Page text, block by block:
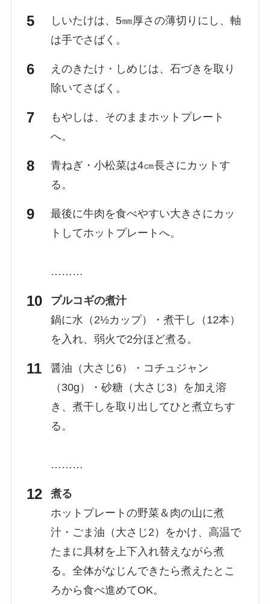
しいたけは、5㎜厚さの薄切りにし、軸
は手でさばく。
えのきたけ・しめじは、石づきを取り
除いてさばく。
もやしは、そのままホットプレート
へ。
青ねぎ・小松菜は4㎝長さにカットす
る。
最後に牛肉を食べやすい大きさにカッ
トしてホットプレートへ。
………
プルコギの煮汁
鍋に水（2½カップ）・煮干し（12本）
を入れ、弱火で2分ほど煮る。
醤油（大さじ6）・コチュジャン
（30g）・砂糖（大さじ3）を加え溶
き、煮干しを取り出してひと煮立ちす
る。
………
煮る
ホットプレートの野菜＆肉の山に煮
汁・ごま油（大さじ2）をかけ、高温で
たまに具材を上下入れ替えながら煮
る。全体がなじんできたら煮えたとこ
ろから食べ進めてOK。